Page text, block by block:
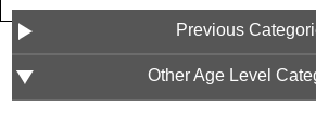
Previous
Other Age Level